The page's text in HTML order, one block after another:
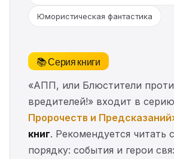
Юмористическая фантастика
📚 Серия книги
«АПП, или Блюстители
вредителей!» входит в серию
Пророчеств и
книг. Рекомендуется читать
порядку: события и герои